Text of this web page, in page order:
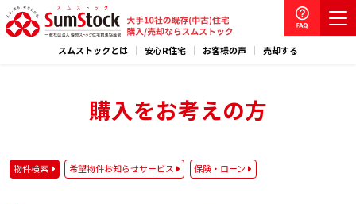
スムストックとは 安心R住宅 お客様の声 売却する
購入をお考えの方
物件検索 希望物件お知らせサービス 保険・ローン